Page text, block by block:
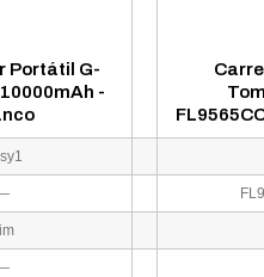
Portátil G-
-